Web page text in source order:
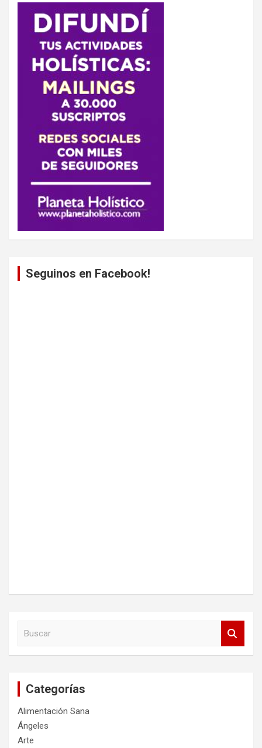
Seguinos en Facebook!
Categorías
Alimentación Sana
Ángeles
Arte